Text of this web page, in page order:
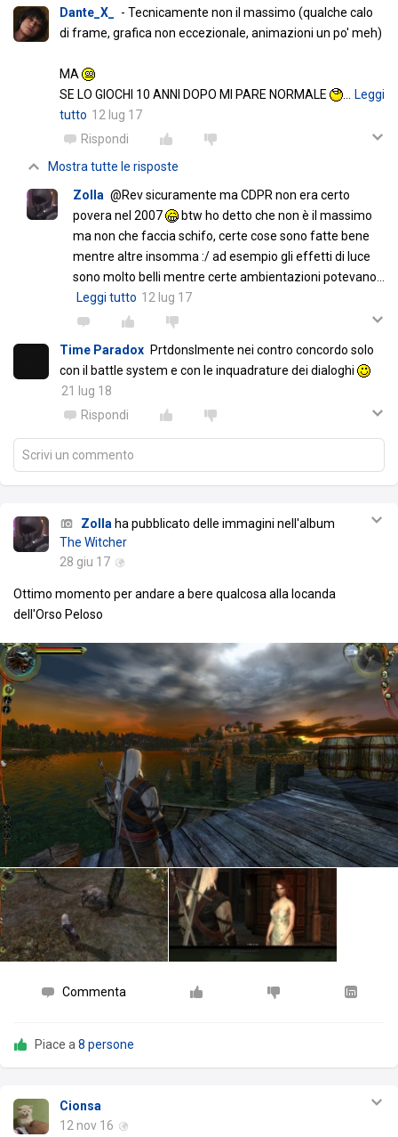
Dante_X_
- Tecnicamente non il massimo (qualche calo
di frame, grafica non eccezionale, animazioni un po' meh)
MA
SE LO GIOCHI 10 ANNI DOPO MI PARE NORMALE
Leggi
tutto 12 lug 17
Rispondi
Mostra tutte le risposte
Zolla @Rev sicuramente ma CDPR non era certo
povera nel 2007
btw ho detto che non è il massimo
ma non che faccia schifo, certe cose sono fatte bene
mentre altre insomma :/ ad esempio gli effetti di luce
sono molto belli mentre certe ambientazioni potevano
Leggi tutto 12 lug 17
Time Paradox Prtdonslmente nei contro concordo solo
con il battle system e con le inquadrature dei dialoghi
21 lug 18
Rispondi
Scrivi un commento
Zolla ha pubblicato delle immagini nell'album
The Witcher
28 giu 17
Ottimo momento per andare a bere qualcosa alla locanda
dell'Orso Peloso
Commenta
Piace a 8 persone
Cionsa
12 nov 16